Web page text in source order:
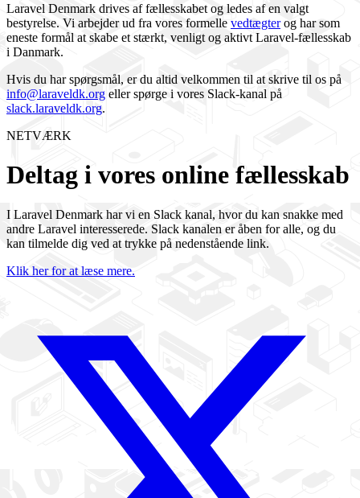
Laravel Denmark drives af fællesskabet og ledes af en valgt
bestyrelse. Vi arbejder ud fra vores formelle vedtægterog har som
eneste formål at skabe et stærkt, venligt og aktivt Laravel-fællesskab
i Danmark.
Hvis du har spørgsmål, er du altid velkommen til at skrive til os på
info@laraveldk.org eller spørge i vores Slack-kanal på
slack.laraveldk.org.
NETVÆRK
Deltag i vores online fællesskab
I Laravel Denmark har vi en Slack kanal, hvor du kan snakke med
andre Laravel interesserede. Slack kanalen er åben for alle, og du
kan tilmelde dig ved at trykke på nedenstående link.
Klik her for at læse mere.